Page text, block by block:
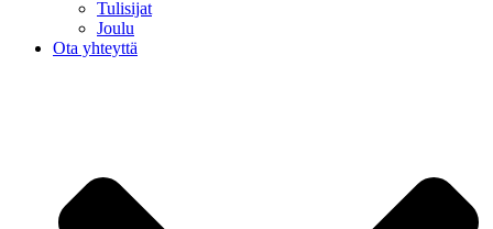
Tulisijat
Joulu
Ota yhteyttä